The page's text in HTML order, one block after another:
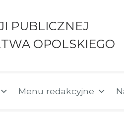
PUBLICZNEJ
OPOLSKIEGO
Menu redakcyjne